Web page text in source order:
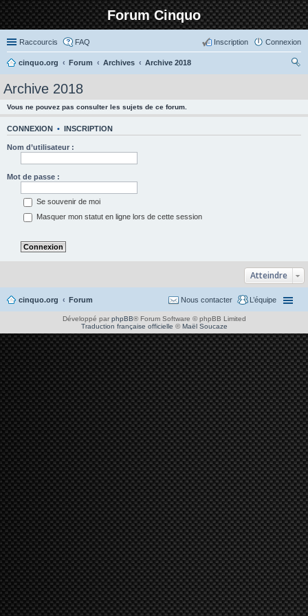
Forum Cinquo
Raccourcis FAQ Connexion
Inscription
cinquo.org Forum Archives
Archive 2018
Archive 2018
Vous ne pouvez pas consulter les sujets de ce forum.
CONNEXION • INSCRIPTION
Nom d’utilisateur :
Mot de passe :
Se souvenir de moi
Masquer mon statut en ligne lors de cette session
Atteindre
cinquo.org Forum L’équipe
Nous contacter
Développé par phpBB® Forum Software © phpBB Limited
Traduction française officielle ©Maël Soucaze